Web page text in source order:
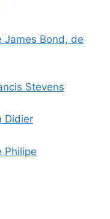
James Bond, de
Stevens
Didier
Philipe